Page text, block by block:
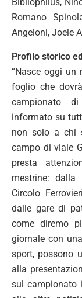
Romano
Angeloni, Joele
Profilo storico
“Nasce oggi un
foglio che
campionato
informato su
non solo a chi
campo di viale
presta
mestrine: dalla
Circolo
dalle gare di
come diremo
giornale con
sport, possono
alla
sul campionato